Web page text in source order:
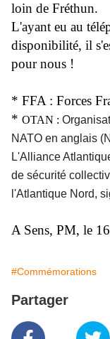
loin de Fréthun.
L'ayant eu au
disponibilité, il
pour nous !
* FFA : Forces
* OTAN :
NATO en anglais (
L'Alliance
de sécurité
l'Atlantique Nord,
A Sens, PM, le
#Commémorations
Partager